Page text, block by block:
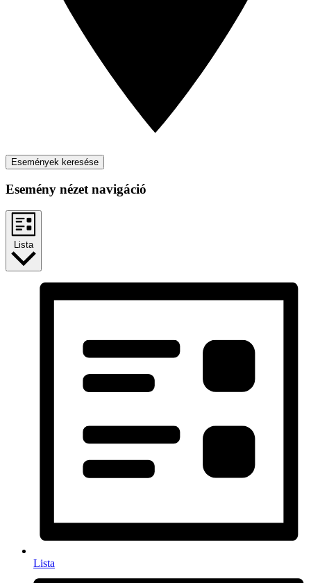
Események keresése
Esemény nézet navigáció
Lista
Lista